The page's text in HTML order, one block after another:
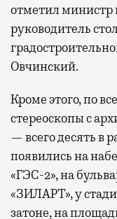
отметил министр
руководитель
Овчинский.
Кроме этого, по
стереоскопы с
— всего десять в
появились на
«ГЭС-2», на
«ЗИЛАРТ», у
затоне, на